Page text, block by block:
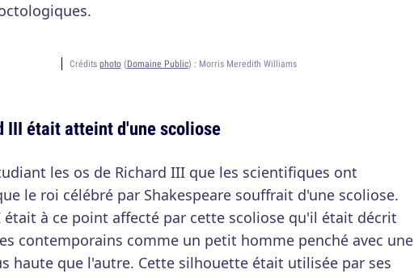
Crédits photo(Domaine Public) : Morris Meredith Williams
III était atteint d'une scoliose
les os de Richard III que les scientifiques ont
le roi célébré par Shakespeare souffrait d'une scoliose.
était à ce point affecté par cette scoliose qu'il était décrit
contemporains comme un petit homme penché avec une
haute que l'autre. Cette silhouette était utilisée par ses